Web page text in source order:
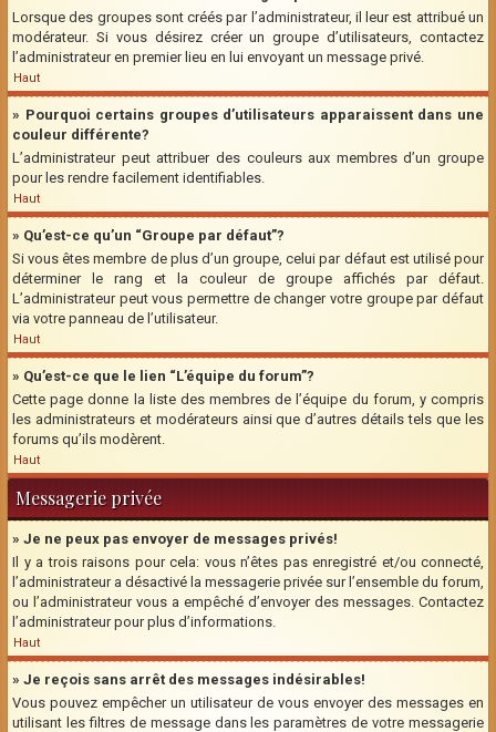
Lorsque des groupes sont créés par l’administrateur, il leur est attribué un
modérateur. Si vous désirez créer un groupe d’utilisateurs, contactez
l’administrateur en premier lieu en lui envoyant un message privé.
Haut
» Pourquoi certains groupes d’utilisateurs apparaissent dans une
couleur différente?
L’administrateur peut attribuer des couleurs aux membres d’un groupe
pour les rendre facilement identifiables.
Haut
» Qu’est-ce qu’un “Groupe par défaut”?
Si vous êtes membre de plus d’un groupe, celui par défaut est utilisé pour
déterminer le rang et la couleur de groupe affichés par défaut.
L’administrateur peut vous permettre de changer votre groupe par défaut
via votre panneau de l’utilisateur.
Haut
» Qu’est-ce que le lien “L’équipe du forum”?
Cette page donne la liste des membres de l’équipe du forum, y compris
les administrateurs et modérateurs ainsi que d’autres détails tels que les
forums qu’ils modèrent.
Haut
Messagerie privée
» Je ne peux pas envoyer de messages privés!
Il y a trois raisons pour cela: vous n’êtes pas enregistré et/ou connecté,
l’administrateur a désactivé la messagerie privée sur l’ensemble du forum,
ou l’administrateur vous a empêché d’envoyer des messages. Contactez
l’administrateur pour plus d’informations.
Haut
» Je reçois sans arrêt des messages indésirables!
Vous pouvez empêcher un utilisateur de vous envoyer des messages en
utilisant les filtres de message dans les paramètres de votre messagerie